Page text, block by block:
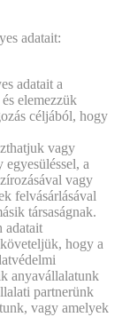
adatait:
adatait a
elemezzük
céljából, hogy
vagy
a
vagy
felvásárlásával
társaságnak.
adatait
hogy a
anyavállalatunk
partnerünk
vagy amelyek